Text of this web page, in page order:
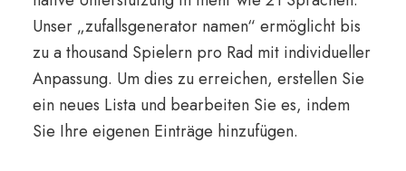
Unser „zufallsgenerator namen“ ermöglicht bis
zu a thousand Spielern pro Rad mit individueller
Anpassung. Um dies zu erreichen, erstellen Sie
ein neues Lista und bearbeiten Sie es, indem
Sie Ihre eigenen Einträge hinzufügen.